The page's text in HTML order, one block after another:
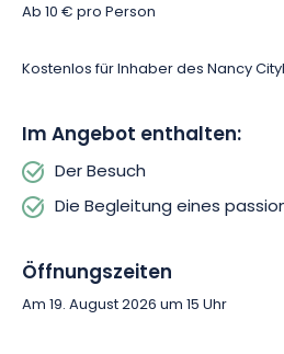
Ab 10 € pro Person
Kostenlos für Inhaber des Nancy
Im Angebot enthalten:
Der Besuch
Die Begleitung eines
Öffnungszeiten
Am 19. August 2026 um 15 Uhr